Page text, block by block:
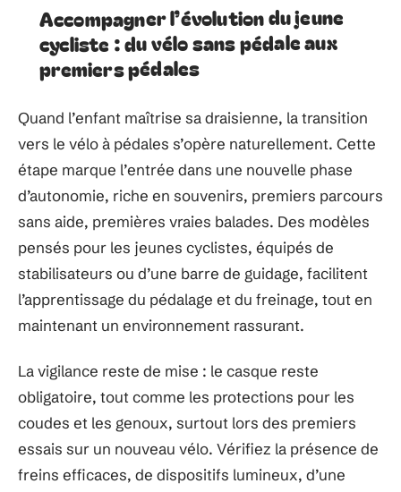
Accompagner l’évolution du jeune
cycliste : du vélo sans pédale aux
premiers pédales
Quand l’enfant maîtrise sa draisienne, la transition
vers le vélo à pédales s’opère naturellement. Cette
étape marque l’entrée dans une nouvelle phase
d’autonomie, riche en souvenirs, premiers parcours
sans aide, premières vraies balades. Des modèles
pensés pour les jeunes cyclistes, équipés de
stabilisateurs ou d’une barre de guidage, facilitent
l’apprentissage du pédalage et du freinage, tout en
maintenant un environnement rassurant.
La vigilance reste de mise : le casque reste
obligatoire, tout comme les protections pour les
coudes et les genoux, surtout lors des premiers
essais sur un nouveau vélo. Vérifiez la présence de
freins efficaces, de dispositifs lumineux, d’une